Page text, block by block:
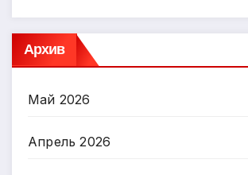
Архив
Май 2026
Апрель 2026